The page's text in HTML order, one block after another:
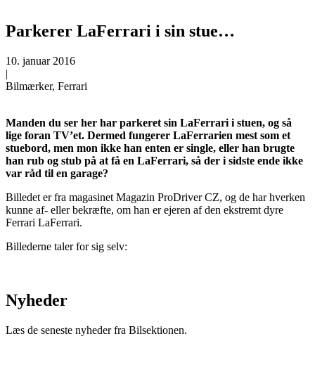
Parkerer LaFerrari i sin stue…
10. januar 2016
|
Bilmærker, Ferrari
Manden du ser her har parkeret sin LaFerrari i stuen, og så
lige foran TV’et. Dermed fungerer LaFerrarien mest som et
stuebord, men mon ikke han enten er single, eller han brugte
han rub og stub på at få en LaFerrari, så der i sidste ende ikke
var råd til en garage?
Billedet er fra magasinet Magazin ProDriver CZ, og de har hverken
kunne af- eller bekræfte, om han er ejeren af den ekstremt dyre
Ferrari LaFerrari.
Billederne taler for sig selv:
Nyheder
Læs de seneste nyheder fra Bilsektionen.